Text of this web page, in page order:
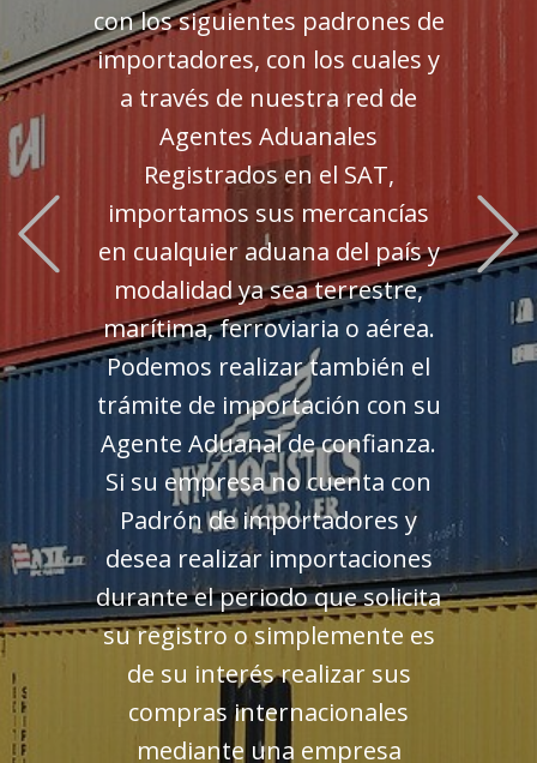
con los siguientes padrones de
importadores, con los cuales y
a través de nuestra red de
Agentes Aduanales
Registrados en el SAT,
importamos sus mercancías
en cualquier aduana del país y
modalidad ya sea terrestre,
marítima, ferroviaria o aérea.
Podemos realizar también el
trámite de importación con su
Agente Aduanal de confianza.
Si su empresa no cuenta con
Padrón de importadores y
desea realizar importaciones
durante el periodo que solicita
su registro o simplemente es
de su interés realizar sus
compras internacionales
mediante una empresa
Previous